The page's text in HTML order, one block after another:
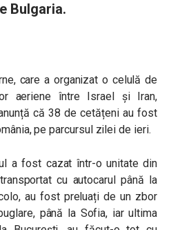
Bulgaria.
care a organizat o celulă de
aeriene între Israel și Iran,
că 38 de cetățeni au fost
pe parcursul zilei de ieri.
a fost cazat într-o unitate din
cu autocarul până la
au fost preluați de un zbor
până la Sofia, iar ultima